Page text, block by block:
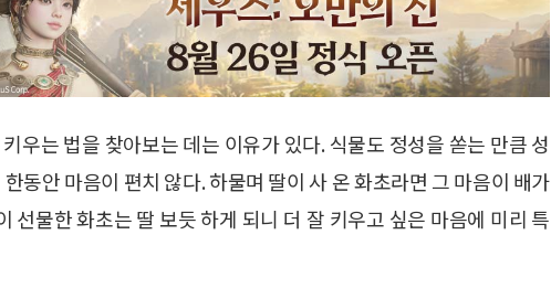
우는 법을 찾아보는 데는 이유가 있다. 식물도 정성을 쏟는 만큼 성
동안 마음이 편치 않다. 하물며 딸이 사 온 화초라면 그 마음이 배가
선물한 화초는 딸 보듯 하게 되니 더 잘 키우고 싶은 마음에 미리 특